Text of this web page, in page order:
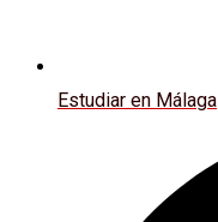
Estudiar en Málaga